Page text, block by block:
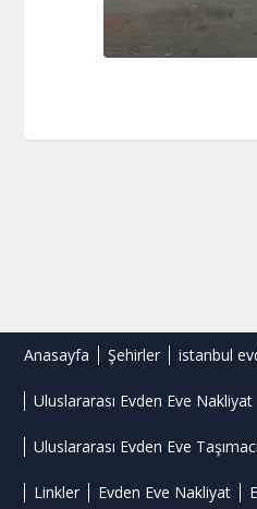
Anasayfa Şehirler istanbul
Uluslararası Evden Eve Nakliyat
Uluslararası Evden Eve
Linkler Evden Eve Nakliyat